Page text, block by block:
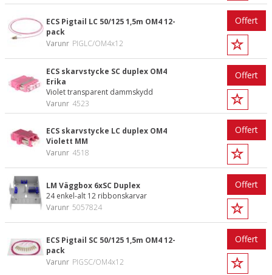
ECS Pigtail LC 50/125 1,5m OM4 12-
pack
Varunr PIGLC/OM4x12
Offert
ECS skarvstycke SC duplex OM4
Erika
Violet transparent dammskydd
Varunr 4523
Offert
ECS skarvstycke LC duplex OM4
Violett MM
Varunr 4518
Offert
LM Väggbox 6xSC Duplex
24 enkel-alt 12 ribbonskarvar
Varunr 5057824
Offert
ECS Pigtail SC 50/125 1,5m OM4 12-
pack
Varunr PIGSC/OM4x12
Offert